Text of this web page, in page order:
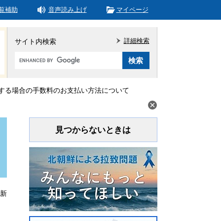
補助 音声読み上げ マイページ
サイト内検索
Google
タ
ム
詳細検索
る場合の手数料のお支払い方法について
見つからないときは